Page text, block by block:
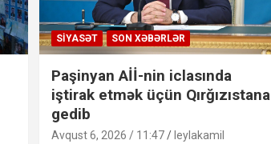
SIYASƏT SON XƏBƏRLƏR
Paşinyan Aİİ-nin iclasında
iştirak etmək üçün Qırğızıstana
gedib
Avqust 6, 2026 / 11:47 leylakamil